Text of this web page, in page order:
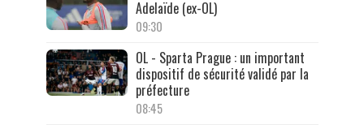
Adelaïde (ex-OL)
09:30
OL - Sparta Prague : un important
dispositif de sécurité validé par la
préfecture
08:45